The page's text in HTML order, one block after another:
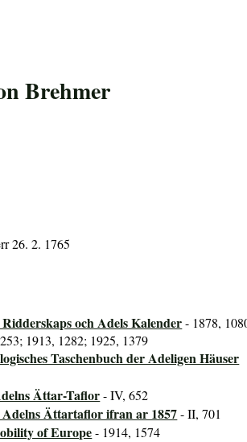
Brehmer
26. 2. 1765
Ridderskaps och Adels Kalender- 1878,
1913, 1282; 1925, 1379
Taschenbuch der Adeligen Häuser
Ättar-Taflor- IV, 652
Adelns Ättartaflor ifran ar 1857- II, 701
of Europe- 1914, 1574